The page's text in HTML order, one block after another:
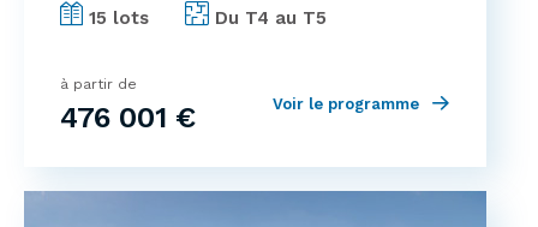
15 lots Du T4 au T5
à partir de
476 001 € Voir le programme